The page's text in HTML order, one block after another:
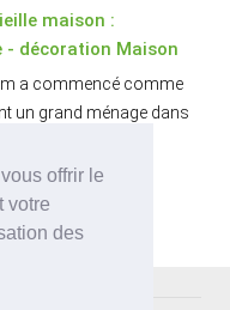
offrir le
votre
des
maison :
- décoration Maison
a commencé comme
un grand ménage dans